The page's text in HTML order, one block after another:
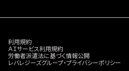
利用規約
ＡＩサービス利用規約
労働者派遣法に基づく情報公開
レバレジーズグループ・プライバシーポリシー